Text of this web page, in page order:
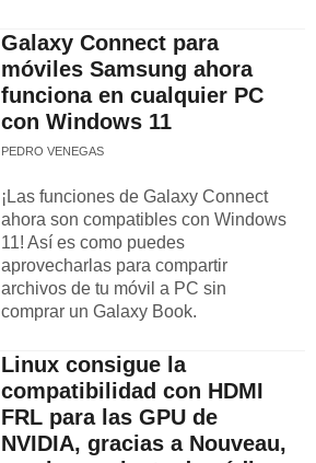
Galaxy Connect para
móviles Samsung ahora
funciona en cualquier PC
con Windows 11
PEDRO VENEGAS
¡Las funciones de Galaxy Connect
ahora son compatibles con Windows
11! Así es como puedes
aprovecharlas para compartir
archivos de tu móvil a PC sin
comprar un Galaxy Book.
Linux consigue la
compatibilidad con HDMI
FRL para las GPU de
NVIDIA, gracias a Nouveau,